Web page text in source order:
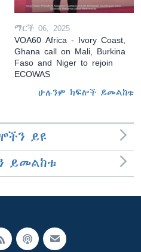
ማርች 06, 2025
VOA60 Africa - Ivory Coast,
Ghana call on Mali, Burkina
Faso and Niger to rejoin
ECOWAS
ሁሉንም ክፍሎች ይመልከቱ
ይዩ
ይመልከቱ